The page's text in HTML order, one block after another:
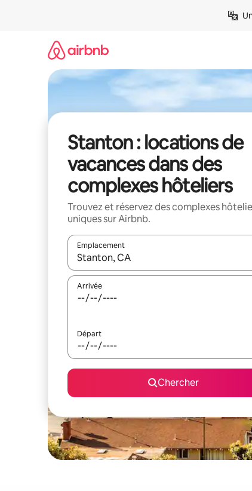
Stanton : locations de
vacances dans des
complexes hôteliers
Trouvez et réservez des complexes
uniques sur Airbnb.
Emplacement
Quand les résultats sont affichés, parcourez-
Arrivée
Départ
Chercher